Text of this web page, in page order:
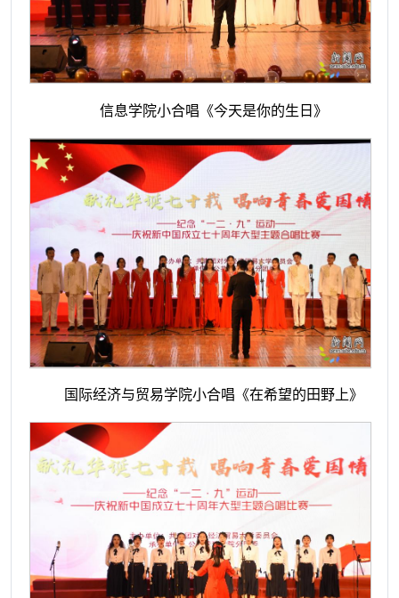
信息学院小合唱《今天是你的生日》
国际经济与贸易学院小合唱《在希望的田野上》